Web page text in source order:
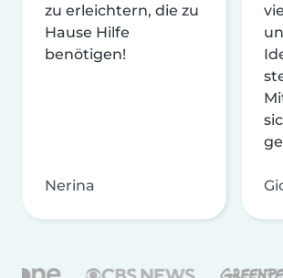
zu erleichtern, die zu
Hause Hilfe
benötigen!
Nerina